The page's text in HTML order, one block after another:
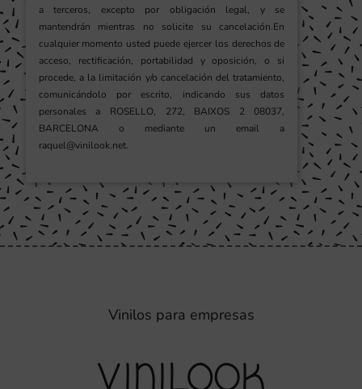
a terceros, excepto por obligación legal, y se
mantendrán mientras no solicite su cancelación.En
cualquier momento usted puede ejercer los derechos de
acceso, rectificación, portabilidad y oposición, o si
procede, a la limitación y/o cancelación del tratamiento,
comunicándolo por escrito, indicando sus datos
personales a ROSELLO, 272, BAIXOS 2 08037,
BARCELONA o mediante un email a
raquel@vinilook.net.
Vinilos para empresas